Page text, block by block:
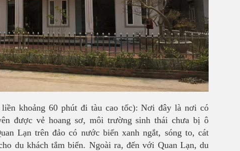
khoảng 60 phút đi tàu cao tốc): Nơi đây là nơi có
được vẻ hoang sơ, môi trường sinh thái chưa bị ô
Lạn trên đảo có nước biển xanh ngắt, sóng to, cát
du khách tắm biển. Ngoài ra, đến với Quan Lạn, du